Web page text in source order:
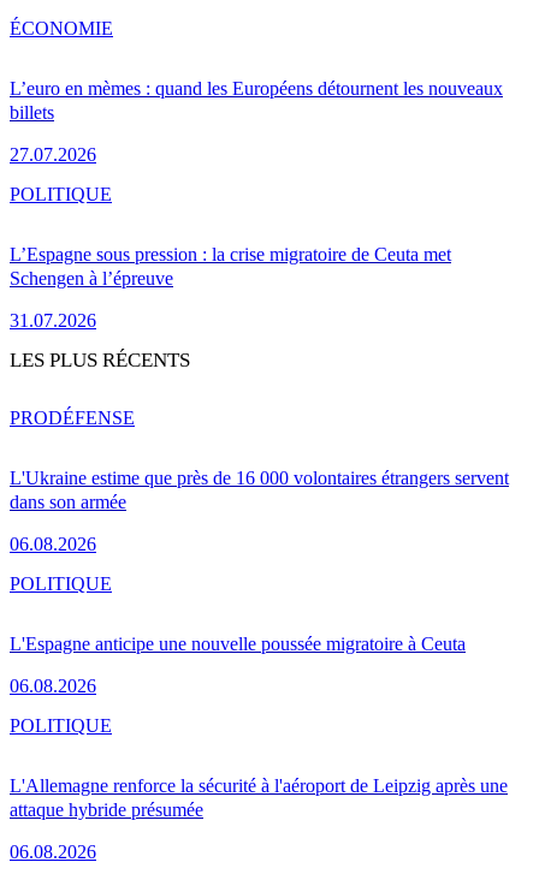
L’euro en mèmes : quand les Européens détournent les nouveaux
billets
27.07.2026
ÉCONOMIE
L’Espagne sous pression : la crise migratoire de Ceuta met
Schengen à l’épreuve
31.07.2026
POLITIQUE
LES PLUS RÉCENTS
L'Ukraine estime que près de 16 000 volontaires étrangers servent
dans son armée
06.08.2026
PRODÉFENSE
L'Espagne anticipe une nouvelle poussée migratoire à Ceuta
06.08.2026
POLITIQUE
L'Allemagne renforce la sécurité à l'aéroport de Leipzig après une
attaque hybride présumée
06.08.2026
POLITIQUE